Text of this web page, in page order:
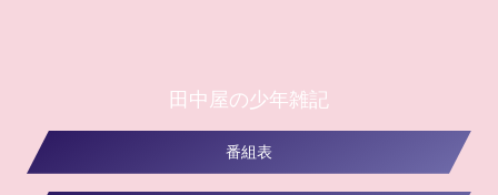
田中屋の少年雑記
番組表